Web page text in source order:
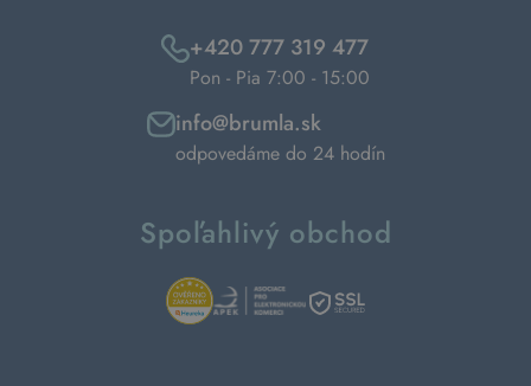
+420 777 319 477
Pon - Pia 7:00 - 15:00
info@brumla.sk
odpovedáme do 24 hodín
Spoľahlivý obchod